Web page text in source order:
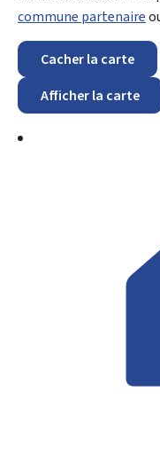
commune partenaire
Cacher la carte
Afficher la carte